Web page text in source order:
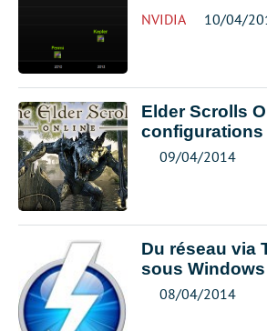
NVIDIA 10/04/
Elder Scrolls
configurations
09/04/2014
Du réseau via
sous Windows
08/04/2014